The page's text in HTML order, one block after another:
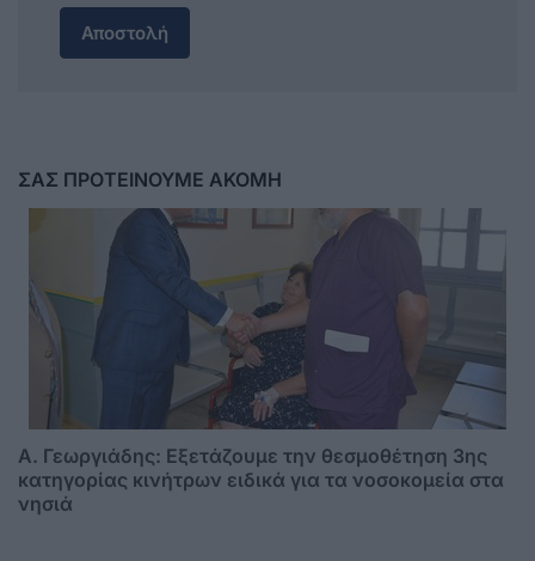
Αποστολή
ΣΑΣ ΠΡΟΤΕΙΝΟΥΜΕ ΑΚΟΜΗ
A. Γεωργιάδης: Eξετάζουμε την θεσμοθέτηση 3ης
κατηγορίας κινήτρων ειδικά για τα νοσοκομεία στα
νησιά